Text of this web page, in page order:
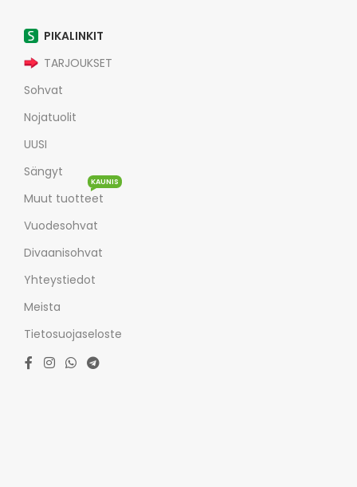
PIKALINKIT
TARJOUKSET
Sohvat
Nojatuolit
UUSI
Sängyt
Muut tuotteet
KAUNIS
Vuodesohvat
Divaanisohvat
Yhteystiedot
Meista
Tietosuojaseloste